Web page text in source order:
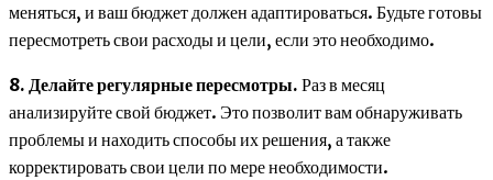
меняться, и ваш бюджет должен адаптироваться. Будьте готовы
пересмотреть свои расходы и цели, если это необходимо.
8. Делайте регулярные пересмотры. Раз в месяц
анализируйте свой бюджет. Это позволит вам обнаруживать
проблемы и находить способы их решения, а также
корректировать свои цели по мере необходимости.